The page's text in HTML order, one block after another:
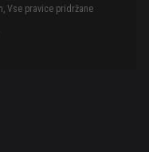
Vse pravice pridržane